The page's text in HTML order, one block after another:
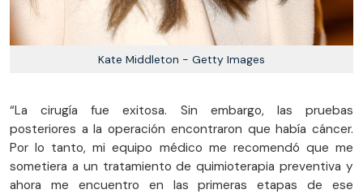
Kate Middleton - Getty Images
“La cirugía fue exitosa. Sin embargo, las pruebas
posteriores a la operación encontraron que había cáncer.
Por lo tanto, mi equipo médico me recomendó que me
sometiera a un tratamiento de quimioterapia preventiva y
ahora me encuentro en las primeras etapas de ese